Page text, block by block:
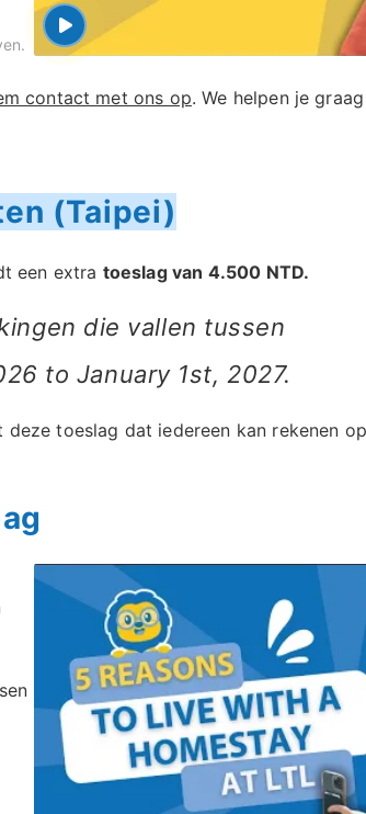
contact met ons op. We helpen je
(Taipei)
een extra toeslag van 4.500 NTD.
die vallen tussen
to January 1st, 2027.
toeslag dat iedereen kan rekenen